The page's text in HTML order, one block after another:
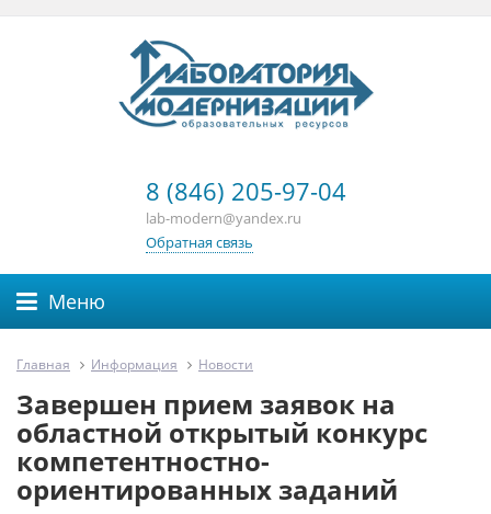
8 (846) 205-97-04
lab-modern@yandex.ru
Обратная связь
Меню
Главная Информация Новости
Завершен прием заявок на
областной открытый конкурс
компетентностно-
ориентированных заданий